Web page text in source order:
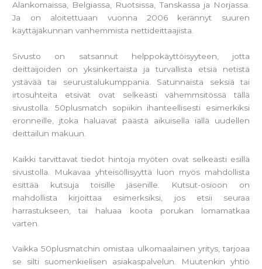
Alankomaissa, Belgiassa, Ruotsissa, Tanskassa ja Norjassa.
Ja on aloitettuaan vuonna 2006 kerännyt suuren
käyttäjäkunnan vanhemmista nettideittaajista.
Sivusto on satsannut helppokäyttöisyyteen, jotta
deittaijoiden on yksinkertaista ja turvallista etsiä netistä
ystävää tai seurustalukumppania. Satunnaista seksiä tai
irtosuhteita etsivät ovat selkeästi vähemmsitössä tällä
sivustolla. 50plusmatch sopiikin ihanteellisesti esimerkiksi
eronneille, jtoka haluavat päästä aikuisella iällä uudellen
deittailun makuun.
Kaikki tarvittavat tiedot hintoja myöten ovat selkeästi esillä
sivustolla. Mukavaa yhteisöllisyyttä luon myös mahdollista
esittää kutsuja toisille jäsenille. Kutsut-osioon on
mahdollista kirjoittaa esimerksiksi, jos etsii seuraa
harrastukseen, tai haluaa koota porukan lomamatkaa
varten.
Vaikka 50plusmatchin omistaa ulkomaalainen yritys, tarjoaa
se silti suomenkielisen asiakaspalvelun. Muutenkin yhtiö